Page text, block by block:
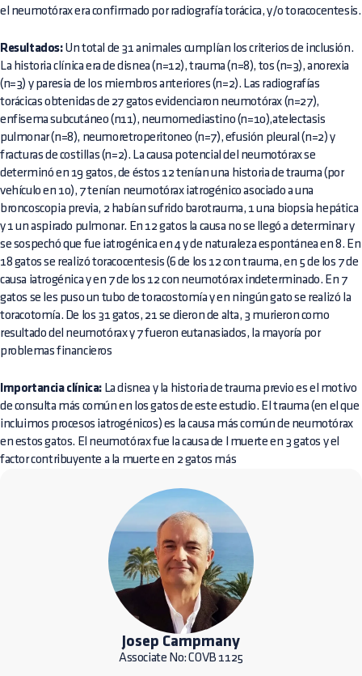
el neumotórax era confirmado por radiografía torácica, y/o toracocentesis.
Resultados:Un total de 31 animales cumplían los criterios de inclusión.
La historia clínica era de disnea (n=12), trauma (n=8), tos (n=3), anorexia
(n=3) y paresia de los miembros anteriores (n=2). Las radiografías
torácicas obtenidas de 27 gatos evidenciaron neumotórax (n=27),
enfisema subcutáneo (n11), neumomediastino (n=10),atelectasis
pulmonar (n=8), neumoretroperitoneo (n=7), efusión pleural (n=2) y
fracturas de costillas (n=2). La causa potencial del neumotórax se
determinó en 19 gatos, de éstos 12 tenían una historia de trauma (por
vehículo en 10), 7 tenían neumotórax iatrogénico asociado a una
broncoscopia previa, 2 habían sufrido barotrauma, 1 una biopsia hepática
y 1 un aspirado pulmonar. En 12 gatos la causa no se llegó a determinar y
se sospechó que fue iatrogénica en 4 y de naturaleza espontánea en 8. En
18 gatos se realizó toracocentesis (6 de los 12 con trauma, en 5 de los 7 de
causa iatrogénica y en 7 de los 12 con neumotórax indeterminado. En 7
gatos se les puso un tubo de toracostomía y en ningún gato se realizó la
toracotomía. De los 31 gatos, 21 se dieron de alta, 3 murieron como
resultado del neumotórax y 7 fueron eutanasiados, la mayoría por
problemas financieros
Importancia clínica: La disnea y la historia de trauma previo es el motivo
de consulta más común en los gatos de este estudio. El trauma (en el que
incluimos procesos iatrogénicos) es la causa más común de neumotórax
en estos gatos. El neumotórax fue la causa de l muerte en 3 gatos y el
factor contribuyente a la muerte en 2 gatos más
Josep Campmany
Associate No: COVB 1125